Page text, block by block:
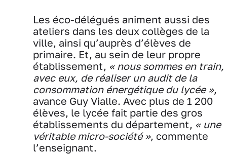
Les éco-délégués animent aussi des
ateliers dans les deux collèges de la
ville, ainsi qu’auprès d’élèves de
primaire. Et, au sein de leur propre
établissement, « nous sommes en train,
avec eux, de réaliser un audit de la
consommation énergétique du lycée »,
avance Guy Vialle. Avec plus de 1 200
élèves, le lycée fait partie des gros
établissements du département, « une
véritable micro-société », commente
l’enseignant.